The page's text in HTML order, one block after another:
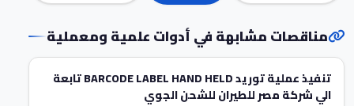
مناقصات مشابهة في أدوات علمية ومعملية
تنفيذ عملية توريد BARCODE LABEL HAND HELD تابعة
الي شركة مصر للطيران للشحن الجوي